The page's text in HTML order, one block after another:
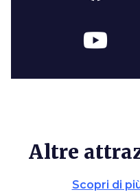
Altre
Scopri di